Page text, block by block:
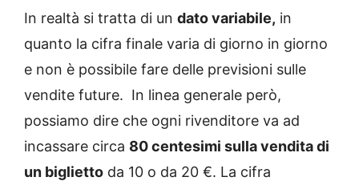
In realtà si tratta di un dato variabile, in
quanto la cifra finale varia di giorno in giorno
e non è possibile fare delle previsioni sulle
vendite future. In linea generale però,
possiamo dire che ogni rivenditore va ad
incassare circa 80 centesimi sulla vendita di
un biglietto da 10 o da 20 €. La cifra